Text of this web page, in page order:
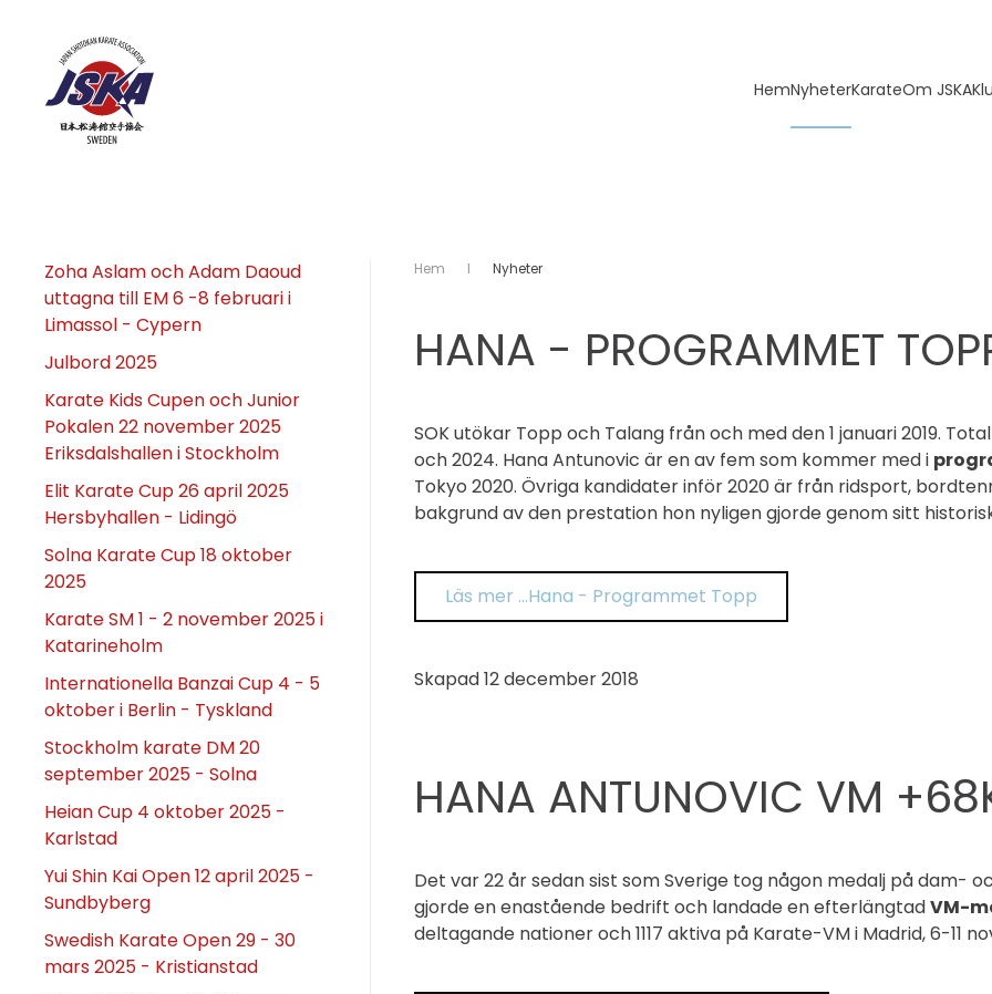
Skip to main content
HemNyheterKarateOm JSKA
Hem Nyheter
HANA - PROGRAMMET
SOK utökar Topp och Talang från och med den 1 januari 2019.
och 2024. Hana Antunovic är en av fem som kommer med i
Tokyo 2020. Övriga kandidater inför 2020 är från ridsport,
bakgrund av den prestation hon nyligen gjorde genom sitt
Läs mer …Hana - Programmet Topp
Skapad12 december 2018
HANA ANTUNOVIC VM
Det var 22 år sedan sist som Sverige tog någon medalj på dam-
gjorde en enastående bedrift och landade en efterlängtadVM-
deltagande nationer och 1117 aktiva på Karate-VM i Madrid, 6-11
Zoha Aslam och Adam Daoud
uttagna till EM 6 -8 februari i
Limassol - Cypern
Julbord 2025
Karate Kids Cupen och Junior
Pokalen 22 november 2025
Eriksdalshallen i Stockholm
Elit Karate Cup 26 april 2025
Hersbyhallen - Lidingö
Solna Karate Cup 18 oktober
2025
Karate SM 1 - 2 november 2025 i
Katarineholm
Internationella Banzai Cup 4 - 5
oktober i Berlin - Tyskland
Stockholm karate DM 20
september 2025 - Solna
Heian Cup 4 oktober 2025 -
Karlstad
Yui Shin Kai Open 12 april 2025 -
Sundbyberg
Swedish Karate Open 29 - 30
mars 2025 - Kristianstad